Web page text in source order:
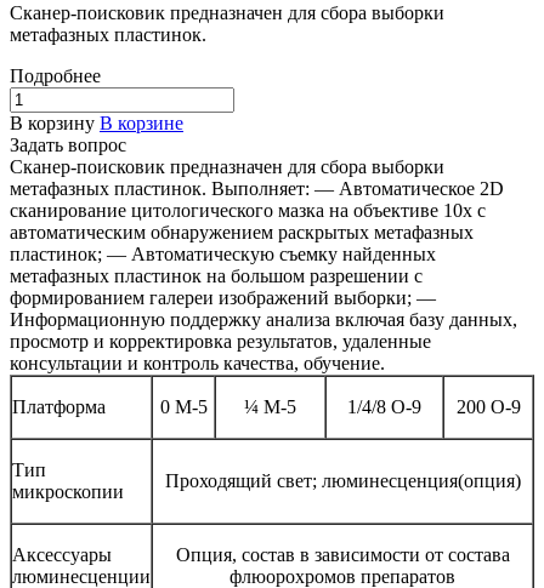
Сканер-поисковик предназначен для сбора выборки
метафазных пластинок.
Подробнее
В корзину В корзине
Задать вопрос
Сканер-поисковик предназначен для сбора выборки
метафазных пластинок. Выполняет: — Автоматическое 2D
сканирование цитологического мазка на объективе 10х с
автоматическим обнаружением раскрытых метафазных
пластинок; — Автоматическую съемку найденных
метафазных пластинок на большом разрешении с
формированием галереи изображений выборки; —
Информационную поддержку анализа включая базу данных,
просмотр и корректировка результатов, удаленные
консультации и контроль качества, обучение.
Платформа 0 М-5 ¼ М-5 1/4/8 О-9 200 О-9
Тип
микроскопии
Проходящий свет; люминесценция(опция)
Аксессуары
люминесценции
Опция, состав в зависимости от состава
флюорохромов препаратов